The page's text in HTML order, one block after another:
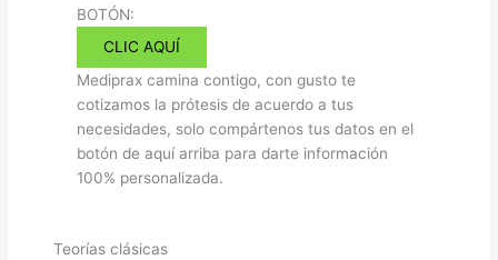
BOTÓN:
CLIC AQUÍ
Mediprax camina contigo, con gusto te
cotizamos la prótesis de acuerdo a tus
necesidades, solo compártenos tus datos en el
botón de aquí arriba para darte información
100% personalizada.
Teorías clásicas